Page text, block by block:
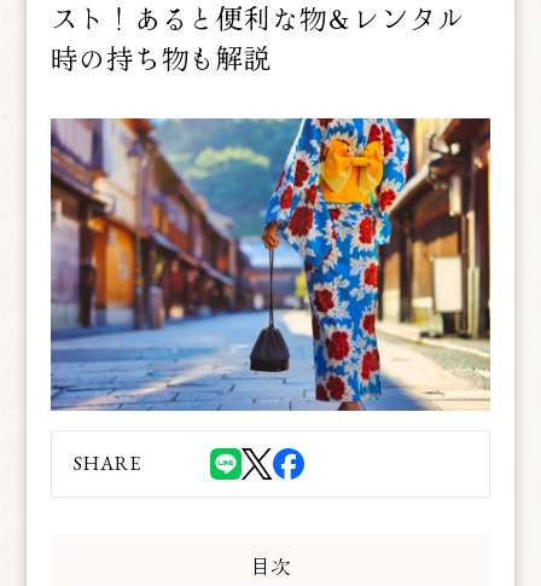
スト！あると便利な物＆レンタル
時の持ち物も解説
SHARE
目次